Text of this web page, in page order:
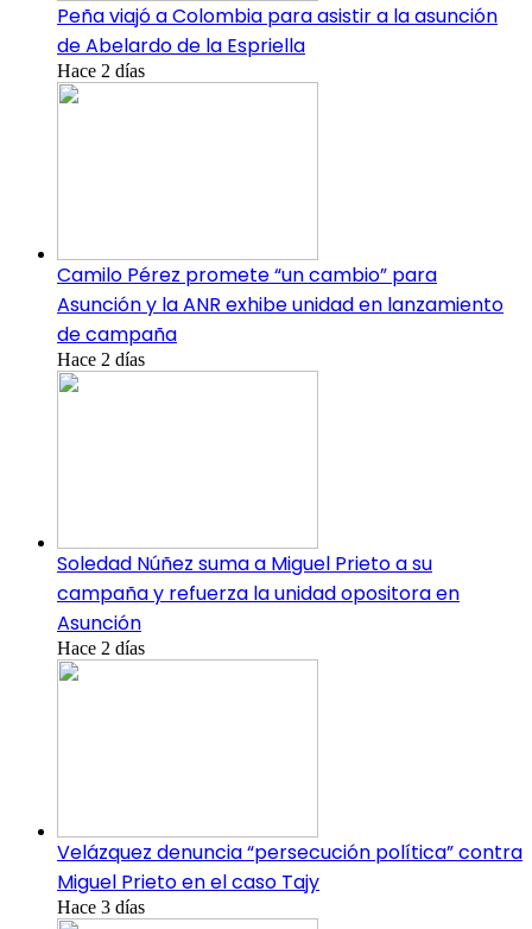
Peña viajó a Colombia para asistir a la asunción
de Abelardo de la Espriella
Hace 2 días
Camilo Pérez promete “un cambio” para
Asunción y la ANR exhibe unidad en lanzamiento
de campaña
Hace 2 días
Soledad Núñez suma a Miguel Prieto a su
campaña y refuerza la unidad opositora en
Asunción
Hace 2 días
Velázquez denuncia “persecución política” contra
Miguel Prieto en el caso Tajy
Hace 3 días